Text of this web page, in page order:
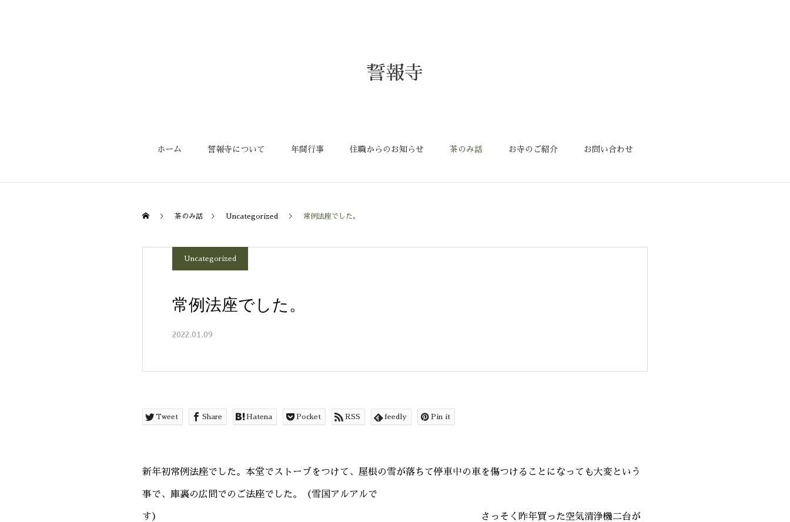
誓報寺
ホーム 誓報寺について 年間行事 住職からのお知らせ 茶のみ話 お寺のご紹介 お問い合わせ
茶のみ話 Uncategorized 常例法座でした。
Uncategorized
常例法座でした。
2022.01.09
Tweet Share Hatena Pocket RSS feedly Pin it
新年初常例法座でした。本堂でストーブをつけて、屋根の雪が落ちて停車中の車を傷つけることになっても大変という
事で、庫裏の広間でのご法座でした。（雪国アルアルで
す） さっそく昨年買った空気清浄機二台が